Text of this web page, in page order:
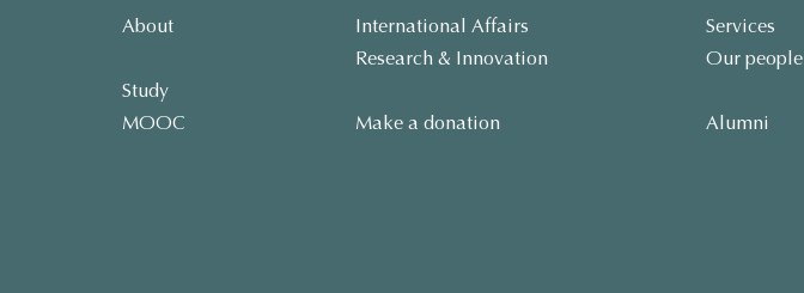
About
Study
MOOC
International Affairs
Research & Innovation
Make a donation
Services
Our people
Alumni